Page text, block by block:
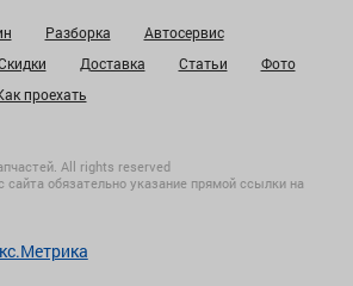
Разборка
Автосервис
Доставка Статьи
Фото
проехать
All rights reserved
сайта обязательно указание прямой ссылки на